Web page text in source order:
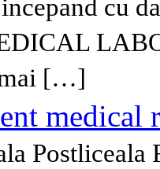
cu
mai […]
medical